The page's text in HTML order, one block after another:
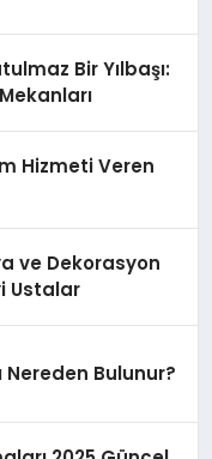
Bir Yılbaşı:
Hizmeti Veren
ve Dekorasyon
Ustalar
Nereden Bulunur?